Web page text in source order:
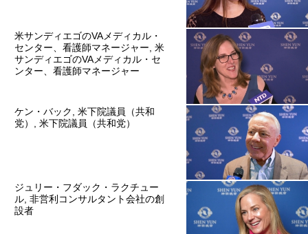
米サンディエゴのVAメディカル・
センター、看護師マネージャー, 米
サンディエゴのVAメディカル・セ
ンター、看護師マネージャー
ケン・バック, 米下院議員（共和
党）, 米下院議員（共和党）
ジュリー・フダック・ラクチュー
ル, 非営利コンサルタント会社の創
設者